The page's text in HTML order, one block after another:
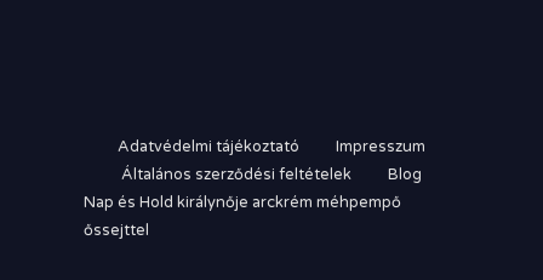
Adatvédelmi tájékoztató
Impresszum
Általános szerződési feltételek
Blog
Nap és Hold királynője arckrém méhpempő
őssejttel